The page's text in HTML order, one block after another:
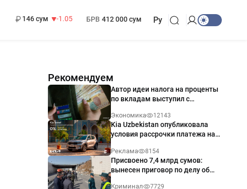
146 сум
-1.05
БРВ 412 000 сум Ру
Рекомендуем
Автор идеи налога на проценты
по вкладам выступил с
Экономика 12143
Kia Uzbekistan опубликовала
условия рассрочки платежа на
годовых
Реклама 8154
Присвоено 7,4 млрд сумов:
вынесен приговор по делу об
Криминал 7729